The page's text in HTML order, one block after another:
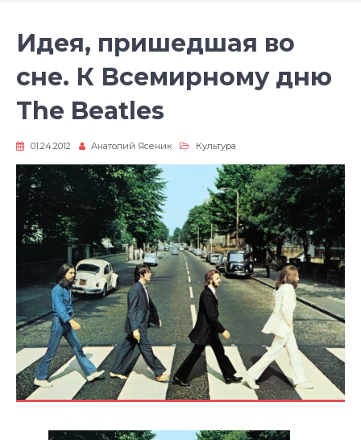
Идея, пришедшая во
сне. К Всемирному дню
The Beatles
01.24.2012 Анатолий Ясеник Культура